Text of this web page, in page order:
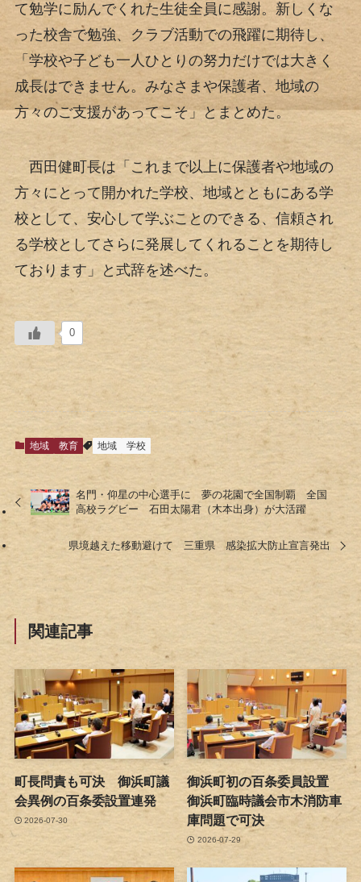
て勉学に励んでくれた生徒全員に感謝。新しくな
った校舎で勉強、クラブ活動での飛躍に期待し、
「学校や子ども一人ひとりの努力だけでは大きく
成長はできません。みなさまや保護者、地域の
方々のご支援があってこそ」とまとめた。
西田健町長は「これまで以上に保護者や地域の
方々にとって開かれた学校、地域とともにある学
校として、安心して学ぶことのできる、信頼され
る学校としてさらに発展してくれることを期待し
ております」と式辞を述べた。
0
地域 教育 地域 学校
名門・仰星の中心選手に 夢の花園で全国制覇 全国
高校ラグビー 石田太陽君（木本出身）が大活躍
県境越えた移動避けて 三重県 感染拡大防止宣言発出
関連記事
町長問責も可決 御浜町議
会異例の百条委設置連発
2026-07-30
御浜町初の百条委員設置
御浜町臨時議会市木消防車
庫問題で可決
2026-07-29